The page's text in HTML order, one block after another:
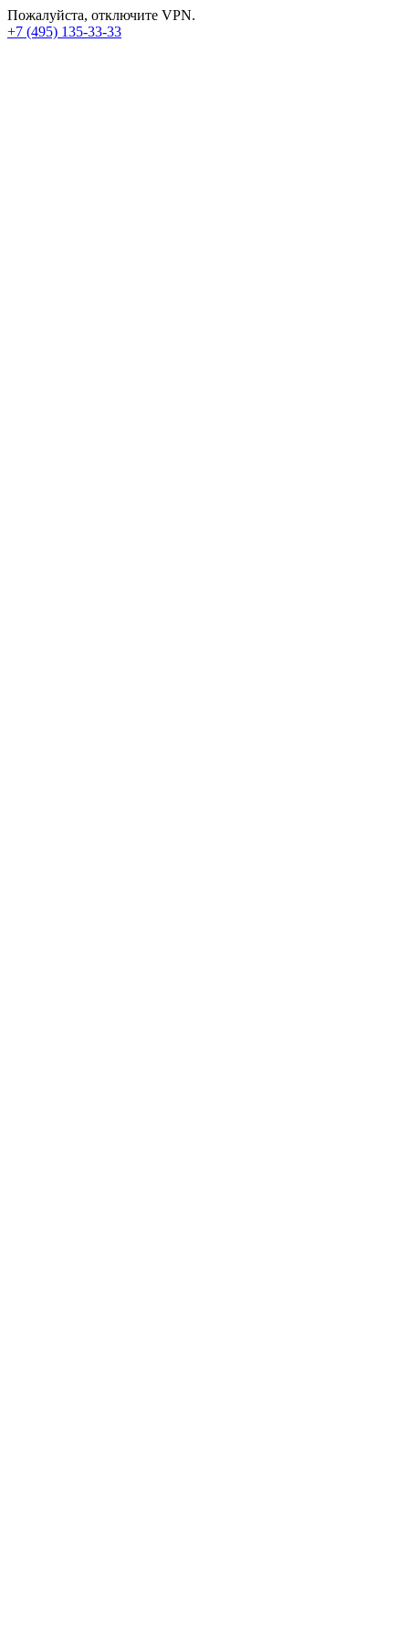
Пожалуйста, отключите VPN.
+7 (495) 135-33-33